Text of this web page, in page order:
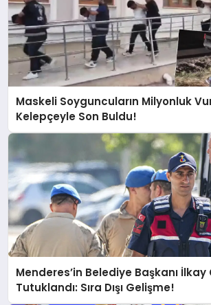
Maskeli Soyguncuların Milyonluk
Kelepçeyle Son Buldu!
Menderes’in Belediye Başkanı İlkay
Tutuklandı: Sıra Dışı Gelişme!